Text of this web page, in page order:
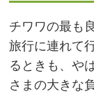
チワワの最も
旅行に連れて
るときも、や
さまの大きな